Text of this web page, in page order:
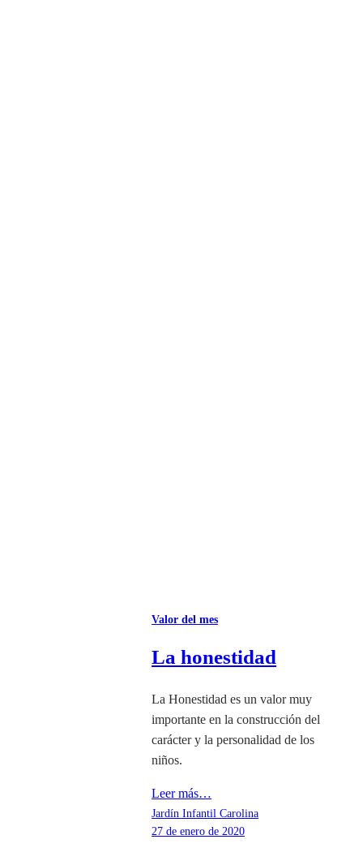
Valor del mes
La honestidad
La Honestidad es un valor muy
importante en la construcción del
carácter y la personalidad de los
niños.
Leer más…
Jardín Infantil Carolina
27 de enero de 2020